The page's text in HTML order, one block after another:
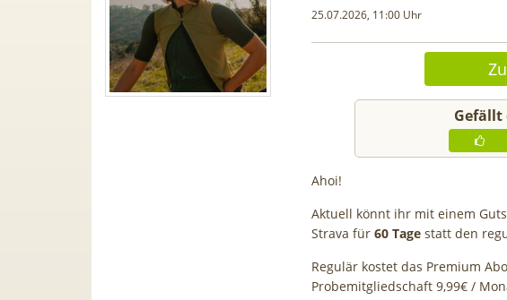
25.07.2026, 11:00 Uhr
Gefällt
Ahoi!
Aktuell könnt ihr mit einem
Strava für 60 Tage statt den
Regulär kostet das Premium
Probemitgliedschaft 9,99€ /
50€ Wechselbonus! 🎉 50GB 5G
TOP 🍿 Netflix
TV-Sender (280 in
mtl.